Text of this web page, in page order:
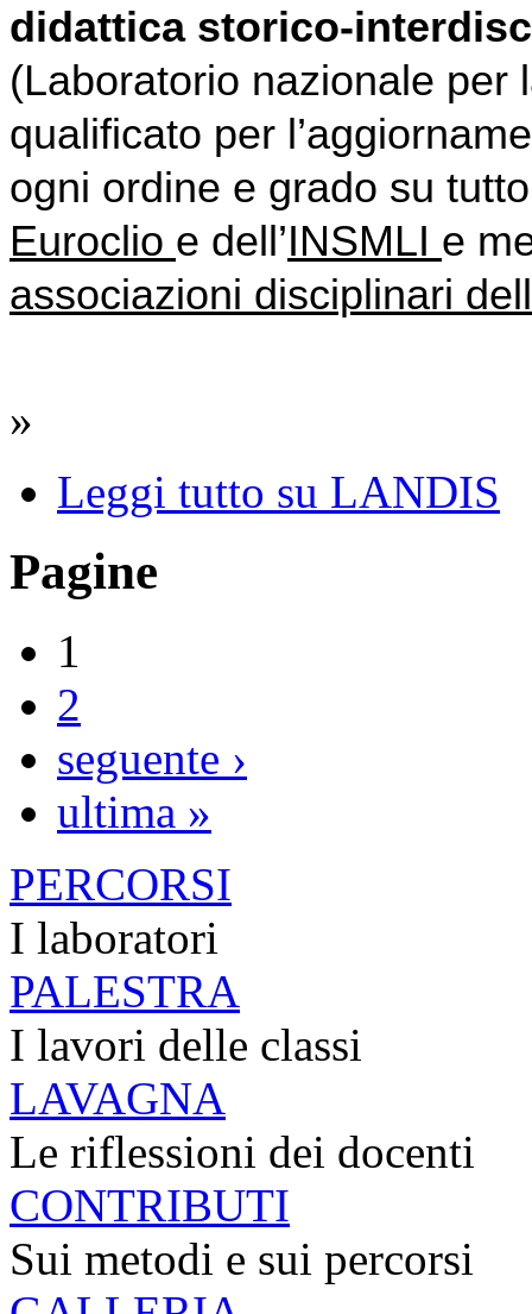
didattica storico-
(Laboratorio nazionale per
qualificato per
Euroclio e dell’INSMLI e
associazioni disciplinari
»
Leggi tutto su LANDIS
Pagine
1
2
seguente ›
ultima »
PERCORSI
I laboratori
PALESTRA
I lavori delle classi
LAVAGNA
Le riflessioni dei docenti
CONTRIBUTI
Sui metodi e sui percorsi